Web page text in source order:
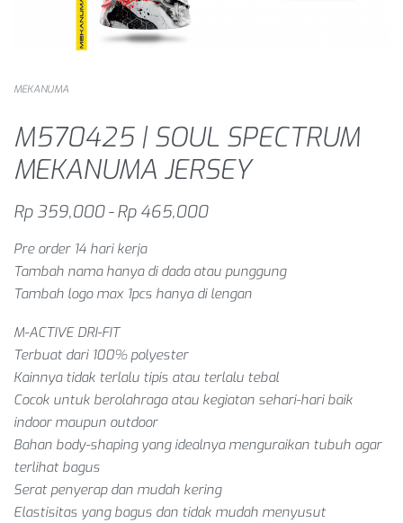
MEKANUMA
M570425 | SOUL SPECTRUM
MEKANUMA JERSEY
Rp 359,000 Rp465,000
Pre order 14 hari kerja
Tambah nama hanya di dada atau punggung
Tambah logo max 1pcs hanya di lengan
M-ACTIVE DRI-FIT
Terbuat dari 100% polyester
Kainnya tidak terlalu tipis atau terlalu tebal
Cocok untuk berolahraga atau kegiatan sehari-hari baik
indoor maupun outdoor
Bahan body-shaping yang idealnya menguraikan tubuh agar
terlihat bagus
Serat penyerap dan mudah kering
Elastisitas yang bagus dan tidak mudah menyusut